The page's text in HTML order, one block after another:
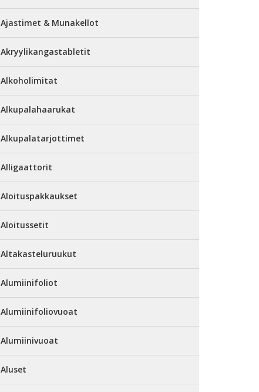
Ajastimet & Munakellot
Akryylikangastabletit
Alkoholimitat
Alkupalahaarukat
Alkupalatarjottimet
Alligaattorit
Aloituspakkaukset
Aloitussetit
Altakasteluruukut
Alumiinifoliot
Alumiinifoliovuoat
Alumiinivuoat
Aluset